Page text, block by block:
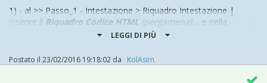
1) - al >> Passo_1 - Intestazione > Riquadro Intestazione |
inserire il Riquadro Codice HTML (pergamena)
... e nella
finestra di questo oggetto destinata al codice
<divid ="banner"style="display:none
LEGGI DI PIÙ
Postato il 23/02/2016 19:18:02 da ‪ KolAsim ‪ ‪